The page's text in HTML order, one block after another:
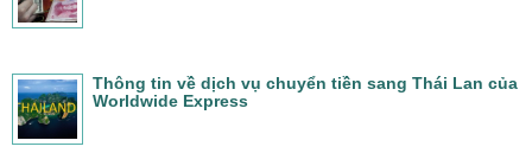
Thông tin về dịch vụ chuyển tiền sang Thái Lan của
Worldwide Express